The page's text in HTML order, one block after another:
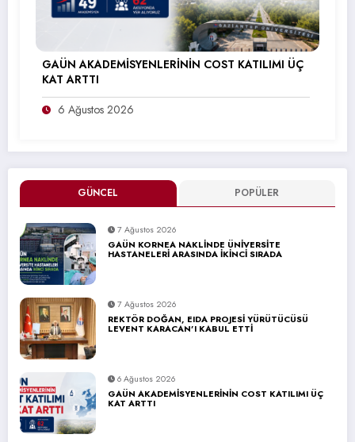
GÜNCEL POPÜLER
7 Ağustos 2026
GAÜN KORNEA NAKLİNDE ÜNİVERSİTE
HASTANELERİ ARASINDA İKİNCİ SIRADA
7 Ağustos 2026
REKTÖR DOĞAN, EIDA PROJESİ YÜRÜTÜCÜSÜ
LEVENT KARACAN’I KABUL ETTİ
6 Ağustos 2026
GAÜN AKADEMİSYENLERİNİN COST KATILIMI ÜÇ
KAT ARTTI
GAÜN AKADEMİSYENLERİNİN COST KATILIMI ÜÇ
KAT ARTTI
6 Ağustos 2026